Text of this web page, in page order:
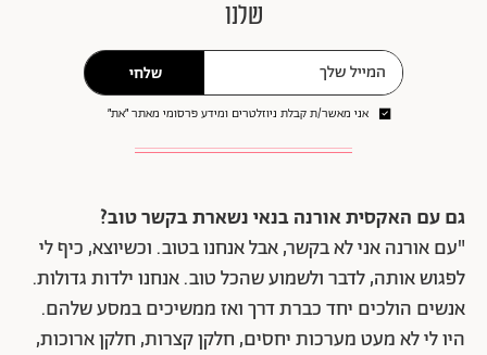
שלנו
שלחי
אני מאשר/ת קבלת ניוזלטרים ומידע פרסומי מאתר ״את״
גם עם האקסית אורנה בנאי נשארת בקשר טוב?
"עם אורנה אני לא בקשר, אבל אנחנו בטוב. וכשיוצא, כיף לי
לפגוש אותה, לדבר ולשמוע שהכל טוב. אנחנו ילדות גדולות.
אנשים הולכים יחד כברת דרך ואז ממשיכים במסע שלהם.
היו לי לא מעט מערכות יחסים, חלקן קצרות, חלקן ארוכות,